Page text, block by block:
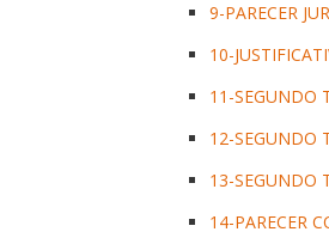
9-PARECER
10-
11-SEGUNDO
12-SEGUNDO
13-SEGUNDO
14-PARECER